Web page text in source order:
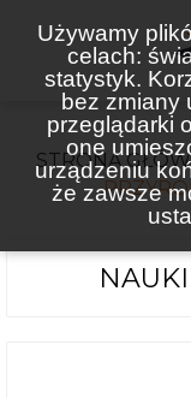
Używamy
celach:
statystyk.
bez zmiany
przeglądarki
one
urządzeniu
że zawsze
STRONA